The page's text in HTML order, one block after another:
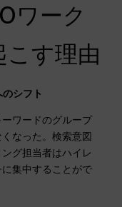
ワーク
こす理由
シフト
ワードのグループ
なった。検索意図
グ担当者はハイレ
集中することがで